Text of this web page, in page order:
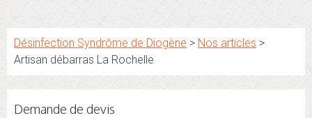
Désinfection Syndrôme de Diogène > Nos articles >
Artisan débarras La Rochelle
Demande de devis